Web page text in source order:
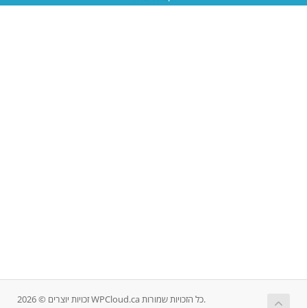
זכויות יוצרים © 2026 WPCloud.ca כל הזכויות שמורות.